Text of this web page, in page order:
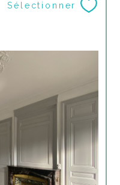
Sélectionner